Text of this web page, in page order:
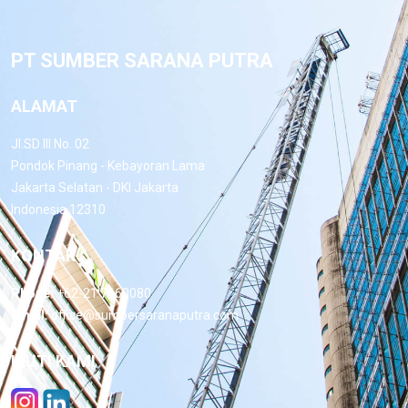
PT SUMBER SARANA PUTRA
ALAMAT
Jl.SD III No. 02
Pondok Pinang - Kebayoran Lama
Jakarta Selatan - DKI Jakarta
Indonesia 12310
KONTAK
Phone: +62-21 7660080
Email:office@sumbersaranaputra.com
IKUTI KAMI